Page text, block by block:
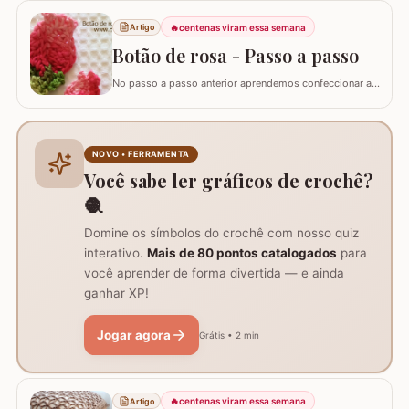
Duna Branco 8001 (4 novelos de 340m ou 8 de 140m)
Fio Duna Vermelho 3542 (1 novelo de 340m) Fio Duna
Verde 9392 (apenas para as folhas)…
Artigo 🔥centenas viram essa semana
Botão de rosa - Passo a passo
No passo a passo anterior aprendemos confeccionar a
grupo Viciadas em crochê. Fiz o passo a passo com
algumas poucas diferenças e também para auxil
NOVO • FERRAMENTA
Você sabe ler gráficos de crochê?
🧶
Domine os símbolos do crochê com nosso quiz
interativo. Mais de 80 pontos catalogados para
você aprender de forma divertida — e ainda
ganhar XP!
Jogar agora Grátis • 2 min
Artigo 🔥centenas viram essa semana